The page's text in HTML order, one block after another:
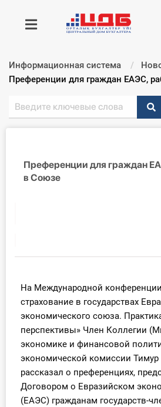
Получить консультацию
Купить доступ
Формы
Вебинары
Справочник бухгалтера
Практика ИП
Информационная система
Текущий:
Преференции для граждан ЕАЭС,
Преференции для граждан
в Союзе
На Международной
страхование в государствах
экономического союза.
перспективы» Член Коллегии
экономике и финансовой
экономической комиссии
рассказал о преференциях,
Договором о Евразийском
(ЕАЭС) гражданам государств-